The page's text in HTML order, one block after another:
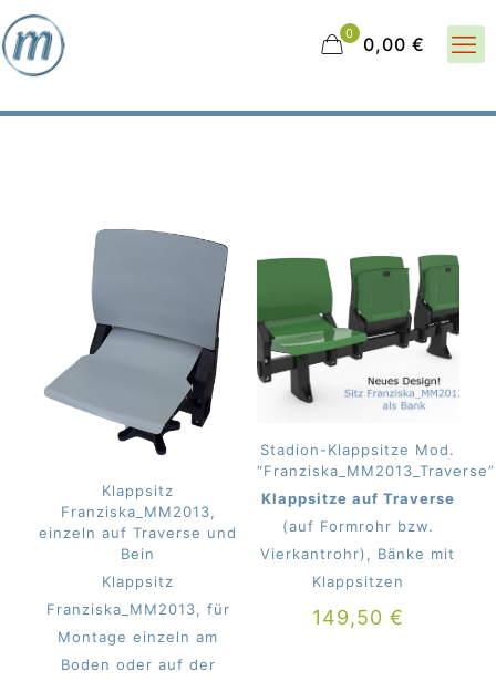
0 0,00 €
Klappsitz
Franziska_MM2013,
einzeln auf Traverse und
Bein
Klappsitz
Franziska_MM2013, für
Montage einzeln am
Boden oder auf der
Stadion-Klappsitze Mod.
“Franziska_MM2013_Traverse”
Klappsitze auf Traverse
(auf Formrohr bzw.
Vierkantrohr), Bänke mit
Klappsitzen
149,50 €